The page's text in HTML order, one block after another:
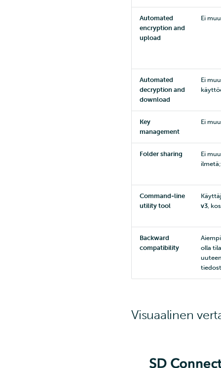
Automated
encryption and
upload
Ei
Automated
decryption and
download
Ei
Key
management
Ei
Folder sharing
Ei
Command‑line
utility tool
v3,
Backward
compatibility
olla
Visuaalinen